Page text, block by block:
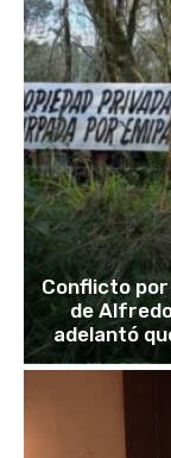
Conflicto
de
adelantó